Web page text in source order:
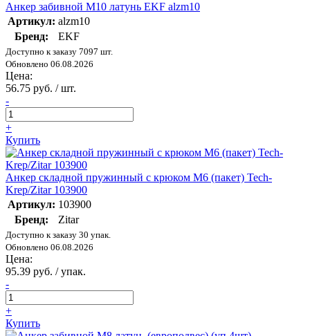
Анкер забивной М10 латунь EKF alzm10
Артикул: alzm10
Бренд:
EKF
Доступно к заказу 7097 шт.
Обновлено 06.08.2026
Цена:
56.75 руб. / шт.
-
+
Купить
Анкер складной пружинный с крюком М6 (пакет) Tech-
Krep/Zitar 103900
Артикул: 103900
Бренд:
Zitar
Доступно к заказу 30 упак.
Обновлено 06.08.2026
Цена:
95.39 руб. / упак.
-
+
Купить